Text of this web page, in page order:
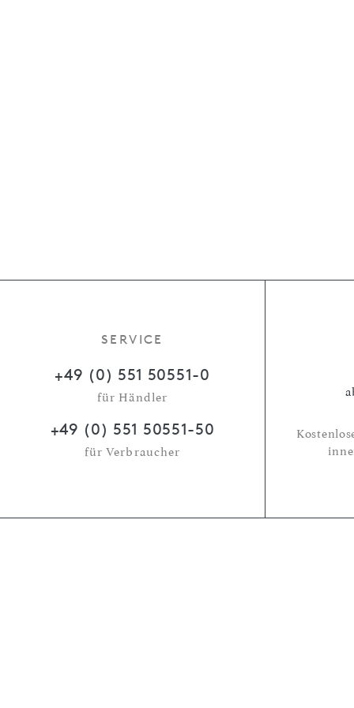
SERVICE
+49 (0) 551 50551-0
für Händler
+49 (0) 551 50551-50
für Verbraucher